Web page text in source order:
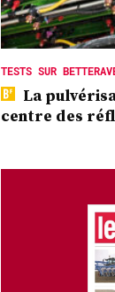
TESTS SUR
La
centre des